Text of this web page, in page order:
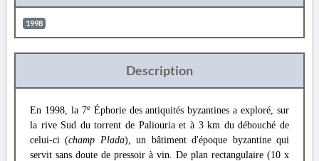
1998
Description
En 1998, la 7eÉphorie des antiquités byzantines a exploré, sur
la rive Sud du torrent de Paliouria et à 3 km du débouché de
celui-ci (champ Plada), un bâtiment d'époque byzantine qui
servit sans doute de pressoir à vin. De plan rectangulaire (10 x